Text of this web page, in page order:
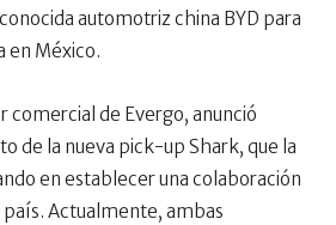
automotriz china BYD para
en México.
comercial de Evergo, anunció
de la nueva pick-up Shark, que la
en establecer una colaboración
Actualmente, ambas